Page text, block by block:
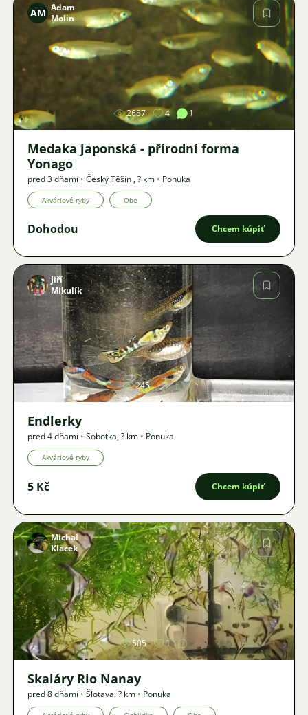
Obrázok
AM Adam
Molin
2687 4 1
Medaka japonská - přírodní forma
Yonago
pred 3 dňami • Český Těšín ,? km • Ponuka
Akváriové ryby Obe
Dohodou Chcem kúpiť
Obrázok
Jiří
Mikulík
245
Endlerky
pred 4 dňami • Sobotka,? km • Ponuka
Akváriové ryby
5 Kč Chcem kúpiť
Obrázok
Michal
Klacek
505 1
Skaláry Rio Nanay
pred 8 dňami • Šlotava,? km • Ponuka